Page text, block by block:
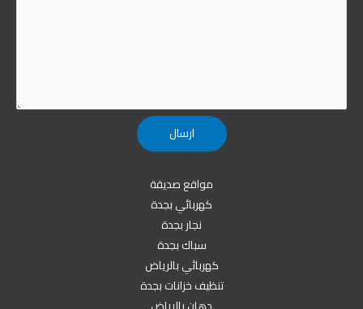
مواقع صديقة
كهربائي بجدة
نجار بجدة
سباك بجدة
كهربائي بالرياض
تنظيف خزانات بجدة